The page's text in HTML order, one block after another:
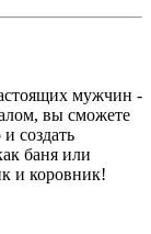
мужчин -
вы сможете
создать
баня или
и коровник!